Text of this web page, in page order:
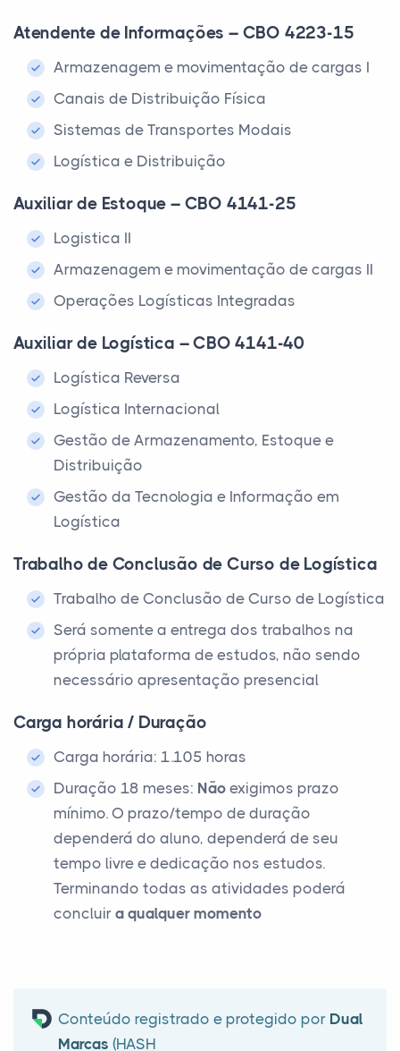
Atendente de Informações – CBO 4223-15
Armazenagem e movimentação de cargas I
Canais de Distribuição Física
Sistemas de Transportes Modais
Logística e Distribuição
Auxiliar de Estoque – CBO 4141-25
Logistica II
Armazenagem e movimentação de cargas II
Operações Logísticas Integradas
Auxiliar de Logística – CBO 4141-40
Logística Reversa
Logística Internacional
Gestão de Armazenamento, Estoque e
Distribuição
Gestão da Tecnologia e Informação em
Logística
Trabalho de Conclusão de Curso de Logística
Trabalho de Conclusão de Curso de Logística
Será somente a entrega dos trabalhos na
própria plataforma de estudos, não sendo
necessário apresentação presencial
Carga horária / Duração
Carga horária: 1.105 horas
Duração 18 meses: Não exigimos prazo
mínimo. O prazo/tempo de duração
dependerá do aluno, dependerá de seu
tempo livre e dedicação nos estudos.
Terminando todas as atividades poderá
concluir a qualquer momento
Conteúdo registrado e protegido por Dual
Marcas (HASH